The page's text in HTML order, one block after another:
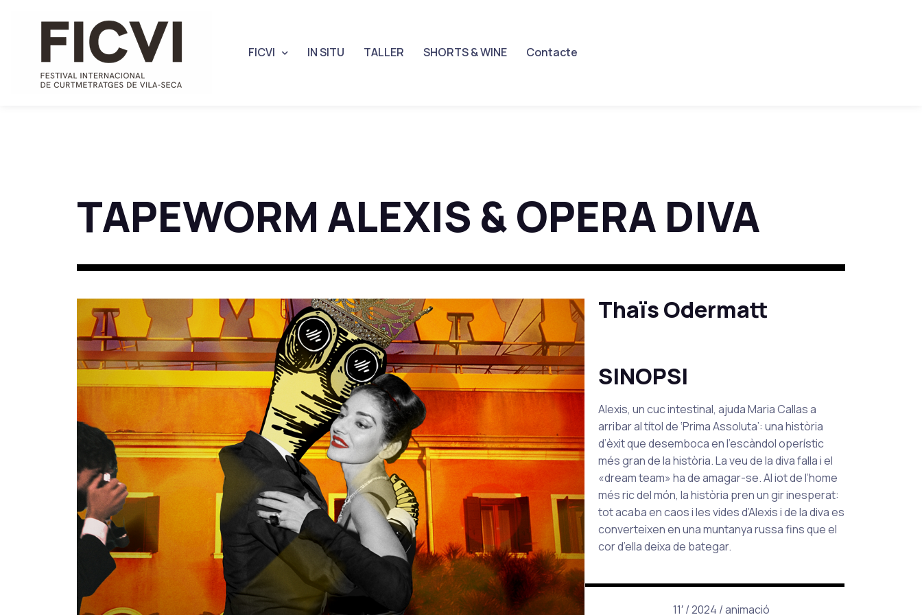
FICVI IN SITU TALLER SHORTS & WINE Contacte
TAPEWORM ALEXIS & OPERA DIVA
Thaïs Odermatt
SINOPSI
Alexis, un cuc intestinal, ajuda Maria Callas a
arribar al títol de ‘Prima Assoluta’: una història
d’èxit que desemboca en l’escàndol operístic
més gran de la història. La veu de la diva falla i el
«dream team» ha de amagar-se. Al iot de l’home
més ric del món, la història pren un gir inesperat:
tot acaba en caos i les vides d’Alexis i de la diva es
converteixen en una muntanya russa fins que el
cor d’ella deixa de bategar.
11′ / 2024 / animació